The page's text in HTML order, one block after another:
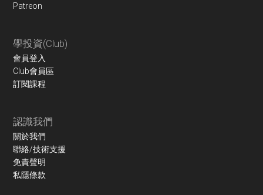
Patreon
學投資(Club)
會員登入
Club會員區
訂閱課程
認識我們
關於我們
聯絡/技術支援
免責聲明
私隱條款